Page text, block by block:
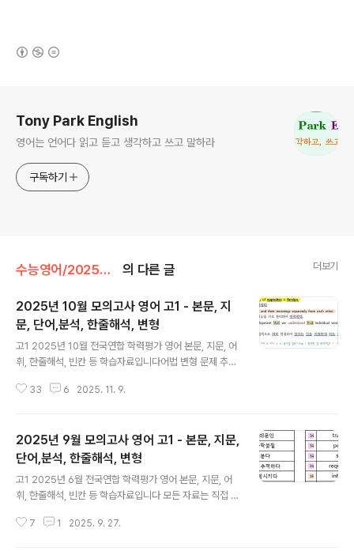
Tony Park English
영어는 언어다 읽고 듣고 생각하고 쓰고 말하라
구독하기
수능영어/2025년 전국연합 학력평가 영어 의 다른 글 더보기
2025년 10월 모의고사 영어 고1 - 본문, 지
문, 단어,분석, 한줄해석, 변형
고1 2025년 10월 전국연합 학력평가 영어 본문, 지문, 어
휘, 한줄해석, 빈칸 등 학습자료입니다어법 변형 문제 추가
로만 사용하시길 부탁드립니다. 혹 교습용으로 사용하시려
사를 찾는 것입니다. 특히 주절, 종속절의 동사의 판단, 과
거 동사와 과거분사의 구분할 줄 알아야 올바른 구문 분석
과 독해가 가능해집니다. 한줄해석의 파란색은 주절의 동
사이고, 보라색은 명사절, 초록색은 형용사절, 갈색은 부사
절 내의 동사들을 구분해 놓은 것입니다. 분석과 해석을 용
이하게 하기 위함입니다. 1단계의 지문만 파일을 통해 스스
33 6 2025. 11. 9.
2025년 9월 모의고사 영어 고1 - 본문, 지문,
단어,분석, 한줄해석, 변형
고1 2025년 6월 전국연합 학력평가 영어 본문, 지문, 어
휘, 한줄해석, 빈칸 등 학습자료입니다 모든 자료는 직접 제
다. 혹 교습용으로 사용하시려는 선생님들께서는 출처를
7 1 2025. 9. 27.